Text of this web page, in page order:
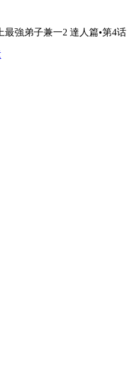
最強弟子兼一2 達人篇•第4话